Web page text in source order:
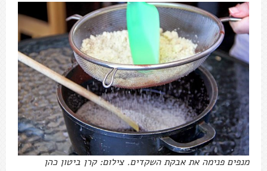
מנפים פנימה את אבקת השקדים. צילום: קרן ביטון כהן